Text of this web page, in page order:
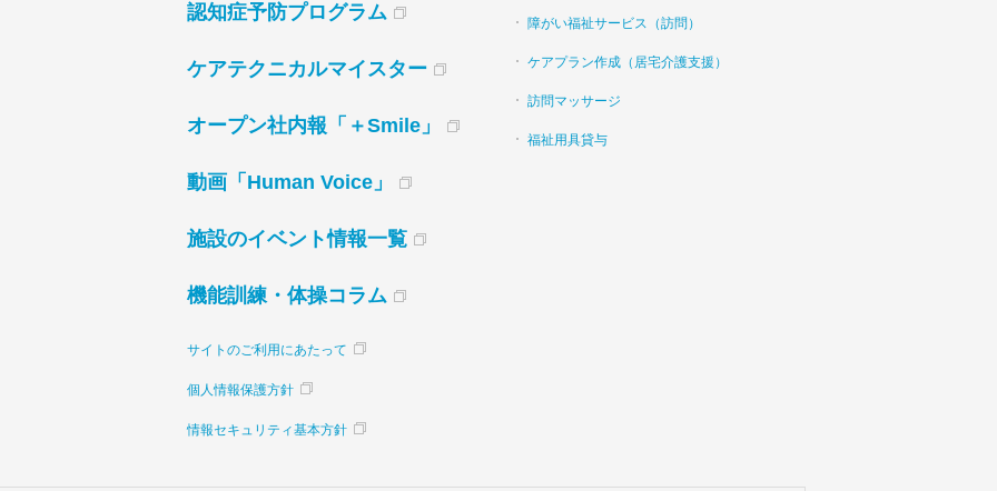
認知症予防プログラム
ケアテクニカルマイスター
オープン社内報「＋Smile」
動画「Human Voice」
施設のイベント情報一覧
機能訓練・体操コラム
サイトのご利用にあたって
個人情報保護方針
情報セキュリティ基本方針
障がい福祉サービス（訪問）
ケアプラン作成（居宅介護支援）
訪問マッサージ
福祉用具貸与